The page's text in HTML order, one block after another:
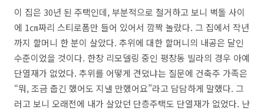
이 집은 30년 된 주택인데, 부분적으로 철거하고 보니 벽돌 사이
에 1㎝짜리 스티로폼만 들어 있어서 깜짝 놀랐다. 그 집에서 작년
까지 할머니 한 분이 살았다. 추위에 대한 할머니의 내공은 달인
수준이었을 것이다. 한창 리모델링 중인 평창동 빌라의 경우 아예
단열재가 없었다. 추위를 어떻게 견뎠냐는 질문에 건축주 가족은
“뭐, 조금 춥긴 했어도 지낼 만했어요”라고 담담하게 말했다. 그
러고 보니 오래전에 내가 살았던 단층주택도 단열재가 없었다. 난